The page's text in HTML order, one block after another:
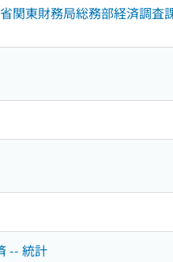
関東財務局総務部経済調査
-- 統計